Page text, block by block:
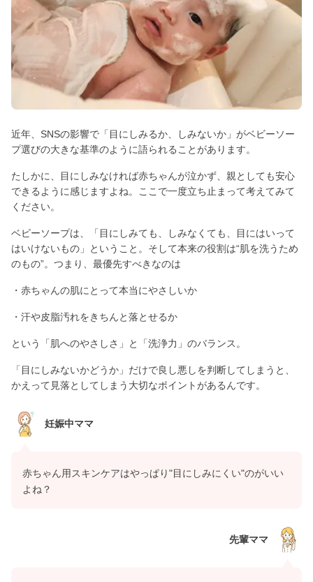
近年、SNSの影響で「目にしみるか、しみないか」がベビーソー
プ選びの大きな基準のように語られることがあります。
たしかに、目にしみなければ赤ちゃんが泣かず、親としても安心
できるように感じますよね。ここで一度立ち止まって考えてみて
ください。
ベビーソープは、「目にしみても、しみなくても、目にはいって
はいけないもの」ということ。そして本来の役割は“肌を洗うため
のもの”。つまり、最優先すべきなのは
・赤ちゃんの肌にとって本当にやさしいか
・汗や皮脂汚れをきちんと落とせるか
という「肌へのやさしさ」と「洗浄力」のバランス。
「目にしみないかどうか」だけで良し悪しを判断してしまうと、
かえって見落としてしまう大切なポイントがあるんです。
妊娠中ママ
赤ちゃん用スキンケアはやっぱり"目にしみにくい"のがいい
よね？
先輩ママ